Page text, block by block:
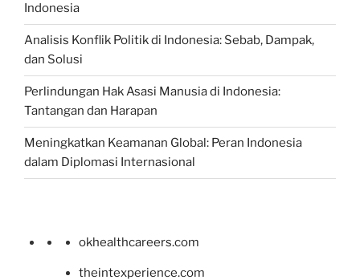
Indonesia
Analisis Konflik Politik di Indonesia: Sebab, Dampak,
dan Solusi
Perlindungan Hak Asasi Manusia di Indonesia:
Tantangan dan Harapan
Meningkatkan Keamanan Global: Peran Indonesia
dalam Diplomasi Internasional
okhealthcareers.com
theintexperience.com